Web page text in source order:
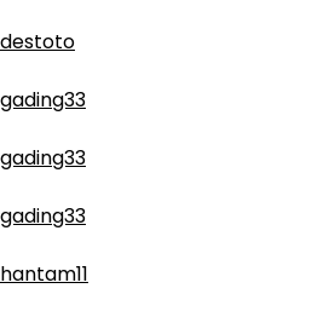
destoto
gading33
gading33
gading33
hantam11